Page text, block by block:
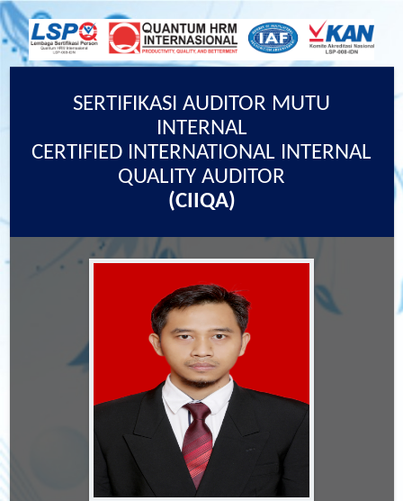
SERTIFIKASI AUDITOR MUTU
INTERNAL
CERTIFIED INTERNATIONAL INTERNAL
QUALITY AUDITOR
(CIIQA)